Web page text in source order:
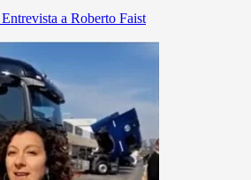
a Roberto Faist